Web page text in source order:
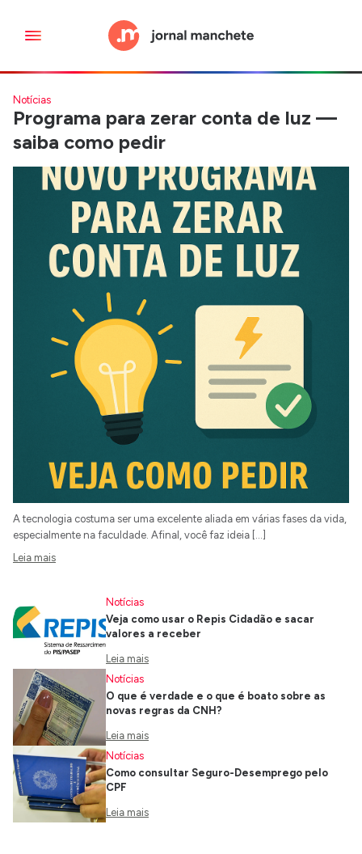
Notícias
Programa para zerar conta de luz —
saiba como pedir
A tecnologia costuma ser uma excelente aliada em várias fases da vida,
especialmente na faculdade. Afinal, você faz ideia […]
Leia mais
Notícias
Veja como usar o Repis Cidadão e sacar
valores a receber
Leia mais
Notícias
O que é verdade e o que é boato sobre as
novas regras da CNH?
Leia mais
Notícias
Como consultar Seguro-Desemprego pelo
CPF
Leia mais